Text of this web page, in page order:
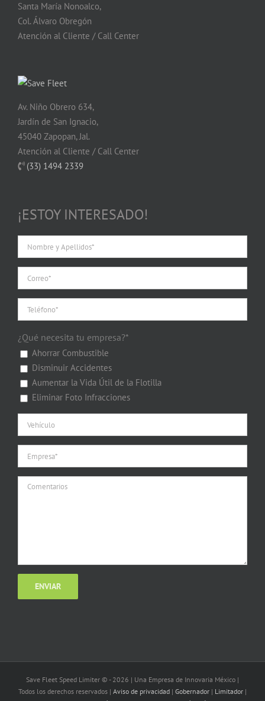
Santa María Nonoalco,
Col. Álvaro Obregón
Atención al Cliente / Call Center
Av. Niño Obrero 634,
Jardín de San Ignacio,
45040 Zapopan, Jal.
Atención al Cliente / Call Center
(33) 1494 2339
¡ESTOY INTERESADO!
¿Qué necesita tu empresa?*
Ahorrar Combustible
Disminuir Accidentes
Aumentar la Vida Útil de la Flotilla
Eliminar Foto Infracciones
Save Fleet Speed Limiter © - 2026 | Una Empresa de Innovaria México |
Todos los derechos reservados | Aviso de privacidad | Gobernador | Limitador |